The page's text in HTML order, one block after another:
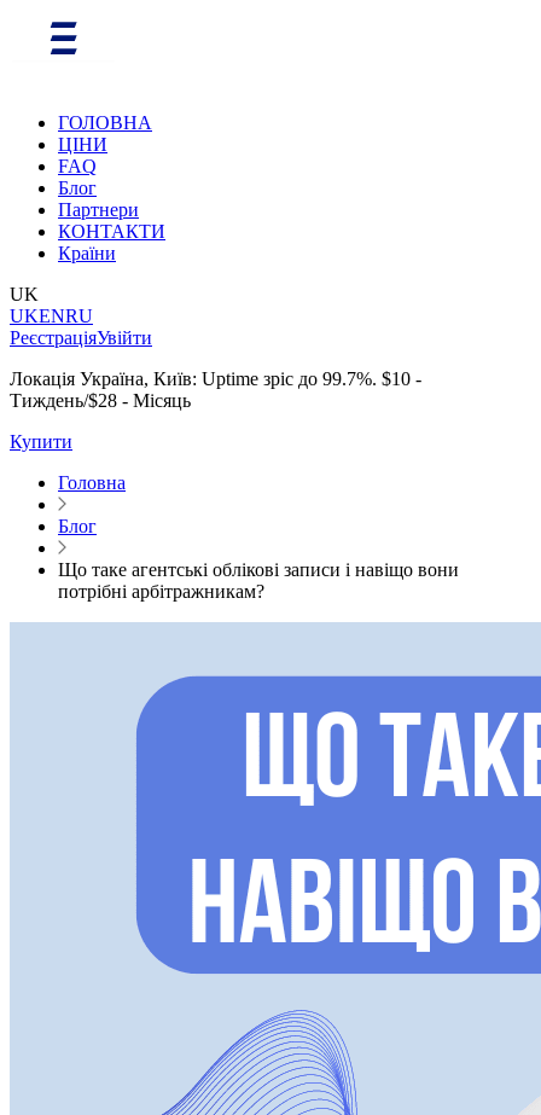
ГОЛОВНА
ЦІНИ
FAQ
Блог
Партнери
КОНТАКТИ
Країни
UK
UKENRU
РеєстраціяУвійти
Локація Україна, Київ: Uptime зріс до 99.7%. $10 -
Тиждень/$28 - Місяць
Купити
Головна
Блог
Що таке агентські облікові записи і навіщо вони
потрібні арбітражникам?